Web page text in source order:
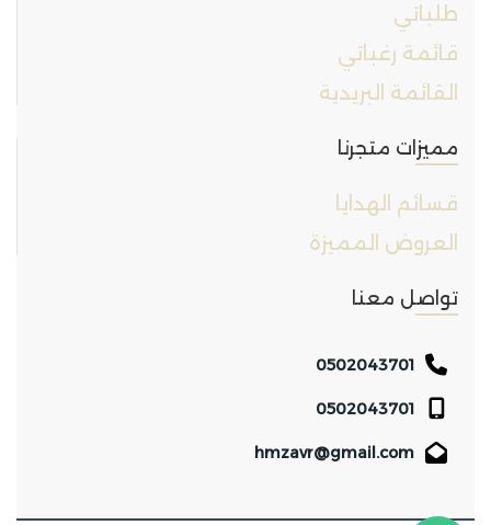
طلباتي
قائمة رغباتي
القائمة البريدية
مميزات متجرنا
قسائم الهدايا
العروض المميزة
تواصل معنا
0502043701
0502043701
hmzavr@gmail.com